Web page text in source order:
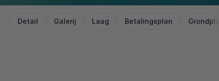
Detail Galerij Laag Betalingsplan